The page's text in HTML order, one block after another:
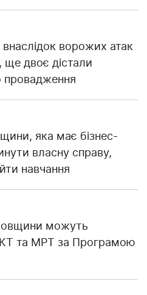
ворожих атак
двоє дістали
провадження
яка має бізнес-
власну справу,
навчання
можуть
та МРТ за Програмою